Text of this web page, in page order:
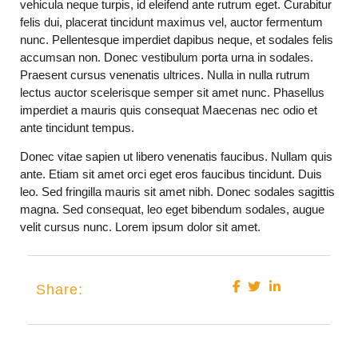
vehicula neque turpis, id eleifend ante rutrum eget. Curabitur
felis dui, placerat tincidunt maximus vel, auctor fermentum
nunc. Pellentesque imperdiet dapibus neque, et sodales felis
accumsan non. Donec vestibulum porta urna in sodales.
Praesent cursus venenatis ultrices. Nulla in nulla rutrum
lectus auctor scelerisque semper sit amet nunc. Phasellus
imperdiet a mauris quis consequat Maecenas nec odio et
ante tincidunt tempus.
Donec vitae sapien ut libero venenatis faucibus. Nullam quis
ante. Etiam sit amet orci eget eros faucibus tincidunt. Duis
leo. Sed fringilla mauris sit amet nibh. Donec sodales sagittis
magna. Sed consequat, leo eget bibendum sodales, augue
velit cursus nunc. Lorem ipsum dolor sit amet.
Share: